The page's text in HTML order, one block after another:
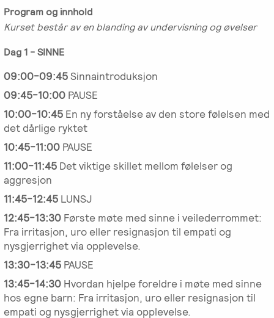
Utleie
–
Sentralt
Oslo
Salgsbetingelser
Kursbevis
-
Spesialisering
Program og innhold
Kurset består av en blanding av undervisning og øvelser
Dag 1 - SINNE
09:00-09:45Sinnaintroduksjon
09:45-10:00 PAUSE
10:00-10:45 En ny forståelse av den store følelsen med
det dårlige ryktet
10:45-11:00 PAUSE
11:00-11:45 Det viktige skillet mellom følelser og
aggresjon
11:45-12:45 LUNSJ
12:45-13:30 Første møte med sinne i veilederrommet:
Fra irritasjon, uro eller resignasjon til empati og
nysgjerrighet via opplevelse.
13:30-13:45 PAUSE
13:45-14:30 Hvordan hjelpe foreldre i møte med sinne
hos egne barn: Fra irritasjon, uro eller resignasjon til
empati og nysgjerrighet via opplevelse.